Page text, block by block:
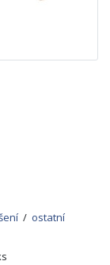
/ ostatní